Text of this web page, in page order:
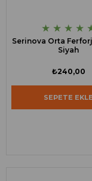
★ ★ ★ ★
Serinova Orta
Siyah
₺240,00
SEPETE EKLE